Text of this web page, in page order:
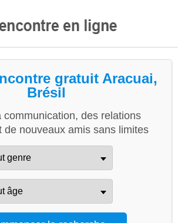
gratuit Aracuai,
Brésil
communication, des relations
de nouveaux amis sans limites